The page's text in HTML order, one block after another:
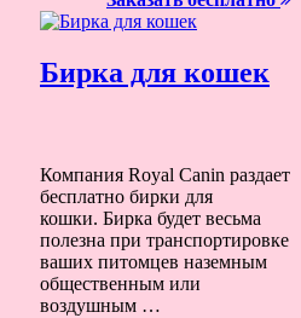
Бирка для кошек
Компания Royal Canin раздает
бесплатно бирки для
кошки. Бирка будет весьма
полезна при транспортировке
ваших питомцев наземным
общественным или
воздушным …